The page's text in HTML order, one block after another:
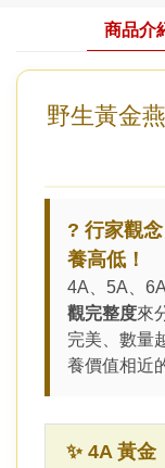
商品介
野生黃金
? 行家觀
養高低！
4A、5A、
觀完整度來
完美、數量
養價值相近
✨4A 黃金